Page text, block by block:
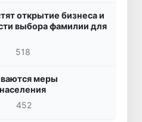
открытие бизнеса и
выбора фамилии для
518
меры
452